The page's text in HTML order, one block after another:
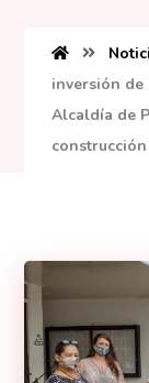
inversión de
Alcaldía de